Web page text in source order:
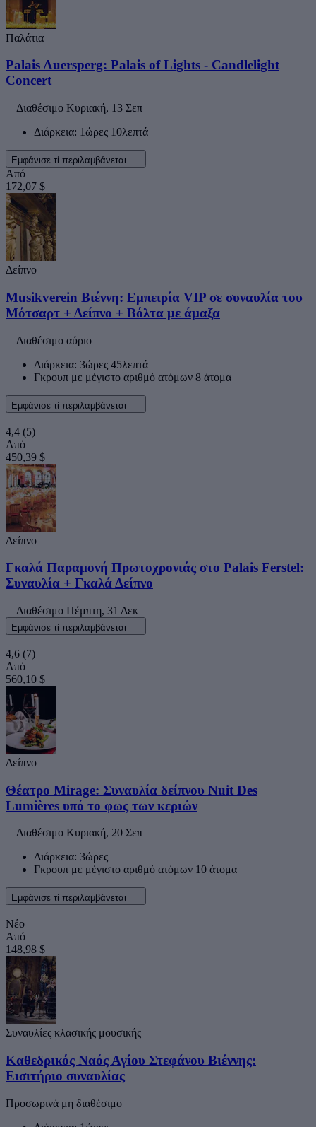
Παλάτια
Palais Auersperg: Palais of Lights - Candlelight
Concert
Διαθέσιμο Κυριακή, 13 Σεπ
Διάρκεια: 1ώρες 10λεπτά
Εμφάνισε τί περιλαμβάνεται
Από
172,07 $
Δείπνο
Musikverein Βιέννη: Εμπειρία VIP σε συναυλία του
Μότσαρτ + Δείπνο + Βόλτα με άμαξα
Διαθέσιμο αύριο
Διάρκεια: 3ώρες 45λεπτά
Γκρουπ με μέγιστο αριθμό ατόμων 8 άτομα
Εμφάνισε τί περιλαμβάνεται
4,4 (5)
Από
450,39 $
Δείπνο
Γκαλά Παραμονή Πρωτοχρονιάς στο Palais Ferstel:
Συναυλία + Γκαλά Δείπνο
Διαθέσιμο Πέμπτη, 31 Δεκ
Εμφάνισε τί περιλαμβάνεται
4,6 (7)
Από
560,10 $
Δείπνο
Θέατρο Mirage: Συναυλία δείπνου Nuit Des
Lumières υπό το φως των κεριών
Διαθέσιμο Κυριακή, 20 Σεπ
Διάρκεια: 3ώρες
Γκρουπ με μέγιστο αριθμό ατόμων 10 άτομα
Εμφάνισε τί περιλαμβάνεται
Νέο
Από
148,98 $
Συναυλίες κλασικής μουσικής
Καθεδρικός Ναός Αγίου Στεφάνου Βιέννης:
Εισιτήριο συναυλίας
Προσωρινά μη διαθέσιμο